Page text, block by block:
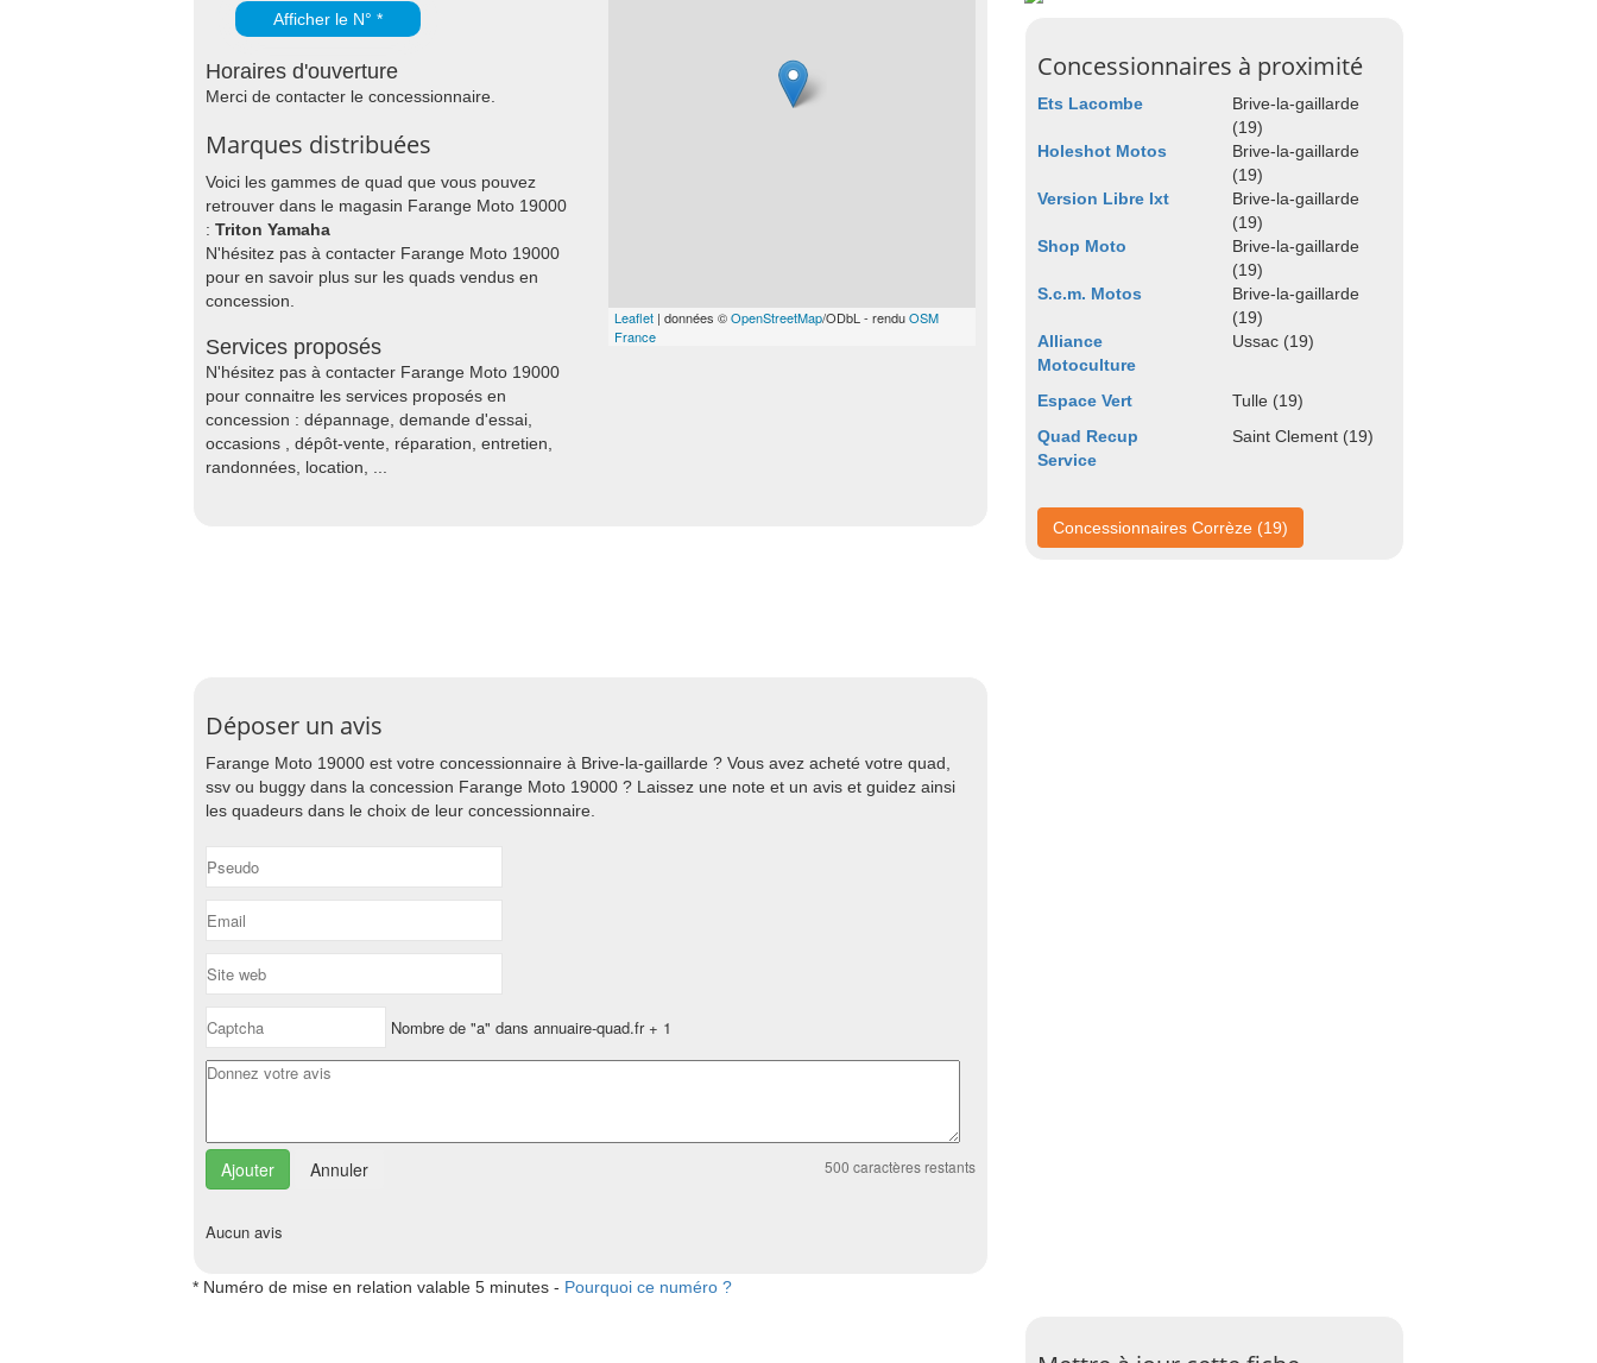
Afficher le N° *
Horaires d'ouverture
Merci de contacter le concessionnaire.
Marques distribuées
Voici les gammes de quad que vous pouvez
retrouver dans le magasin Farange Moto 19000
: Triton Yamaha
N'hésitez pas à contacter Farange Moto 19000
pour en savoir plus sur les quads vendus en
concession.
Services proposés
N'hésitez pas à contacter Farange Moto 19000
pour connaitre les services proposés en
concession : dépannage, demande d'essai,
occasions , dépôt-vente, réparation, entretien,
randonnées, location, ...
Leaflet | données ©OpenStreetMap/ODbL - renduOSM
France
Déposer un avis
Farange Moto 19000 est votre concessionnaire à Brive-la-gaillarde ? Vous avez acheté votre quad,
ssv ou buggy dans la concession Farange Moto 19000 ? Laissez une note et un avis et guidez ainsi
les quadeurs dans le choix de leur concessionnaire.
Nombre de "a" dans annuaire-quad.fr + 1
Annuler 500 caractères restants
Aucun avis
* Numéro de mise en relation valable 5 minutes - Pourquoi ce numéro ?
Concessionnaires à proximité
Ets Lacombe
Brive-la-gaillarde
(19)
Holeshot Motos
Brive-la-gaillarde
(19)
Version Libre Ixt
Brive-la-gaillarde
(19)
Shop Moto
Brive-la-gaillarde
(19)
S.c.m. Motos
Brive-la-gaillarde
(19)
Alliance
Motoculture
Ussac (19)
Espace Vert
Tulle (19)
Quad Recup
Service
Saint Clement (19)
Concessionnaires Corrèze (19)